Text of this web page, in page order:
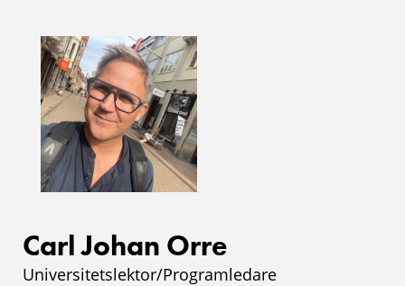
Carl Johan Orre
Universitetslektor/Programledare